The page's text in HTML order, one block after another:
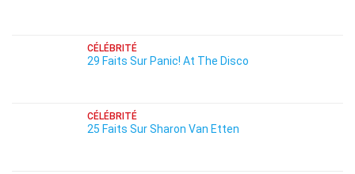
CÉLÉBRITÉ
29 Faits Sur Panic! At The Disco
CÉLÉBRITÉ
25 Faits Sur Sharon Van Etten